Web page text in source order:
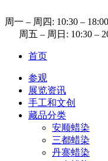
周一 ‒ 周四: 10:30 ‒ 18:00
周五 ‒ 周日: 10:30 ‒
首页
参观
展览资讯
手工和文创
藏品分类
安顺蜡染
三都蜡染
丹寨蜡染